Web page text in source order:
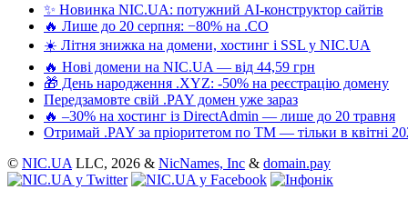
✨ Новинка NIC.UA: потужний AI-конструктор сайтів
🔥 Лише до 20 серпня: −80% на .CO
☀️ Літня знижка на домени, хостинг і SSL у NIC.UA
🔥 Нові домени на NIC.UA — від 44,59 грн
🎁 День народження .XYZ: -50% на реєстрацію домену
Передзамовте свій .PAY домен уже зараз
🔥 –30% на хостинг із DirectAdmin — лише до 20 травня
Отримай .PAY за пріоритетом по ТМ — тільки в квітні
© NIC.UA LLC, 2026 & NicNames, Inc & domain.pay